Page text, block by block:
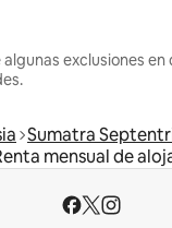
exclusiones
Sumatra
mensual de